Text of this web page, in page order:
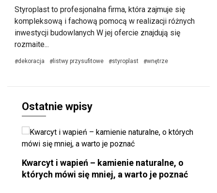
Styroplast to profesjonalna firma, która zajmuje się
kompleksową i fachową pomocą w realizacji różnych
inwestycji budowlanych W jej ofercie znajdują się
rozmaite...
#dekoracja #listwy przysufitowe #styroplast #wnętrze
Ostatnie wpisy
Kwarcyt i wapień – kamienie naturalne, o
których mówi się mniej, a warto je poznać